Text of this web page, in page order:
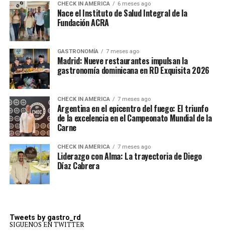
CHECK IN AMERICA 6 meses ago
Nace el Instituto de Salud Integral de la
Fundación ACRA
GASTRONOMÍA 7 meses ago
Madrid: Nueve restaurantes impulsan la
gastronomía dominicana en RD Exquisita 2026
CHECK IN AMERICA 7 meses ago
Argentina en el epicentro del fuego: El triunfo
de la excelencia en el Campeonato Mundial de la
Carne
CHECK IN AMERICA 7 meses ago
Liderazgo con Alma: La trayectoria de Diego
Díaz Cabrera
Tweets by gastro_rd
SIGUENOS EN TWITTER